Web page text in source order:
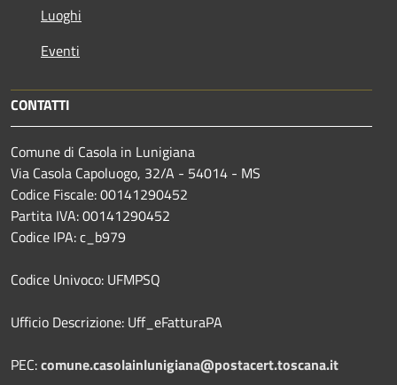
Luoghi
Eventi
CONTATTI
Comune di Casola in Lunigiana
Via Casola Capoluogo, 32/A - 54014 - MS
Codice Fiscale: 00141290452
Partita IVA: 00141290452
Codice IPA: c_b979
Codice Univoco: UFMPSQ
Ufficio Descrizione: Uff_eFatturaPA
PEC:comune.casolainlunigiana@postacert.toscana.it